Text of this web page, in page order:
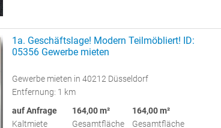
1a. Geschäftslage! Modern Teilmöbliert! ID:
05356 Gewerbe mieten
Gewerbe mieten in 40212 Düsseldorf
Entfernung: 1 km
auf Anfrage
Kaltmiete
164,00 m²
Gesamtfläche
164,00 m²
Gesamtfläche